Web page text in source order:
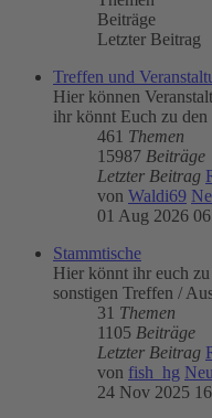
Beiträge
Letzter Beitrag
Treffen und
Hier können
ihr könnt Euch zu den
461 Themen
15987 Beiträge
Letzter Beitrag
von Waldi69
01 Aug 2026
Stammtische
Hier könnt ihr euch
sonstigen Treffen /
31 Themen
1105 Beiträge
Letzter Beitrag
von fish_hg
24 Nov 2025